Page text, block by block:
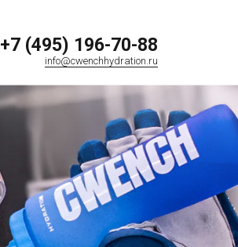
+7 (495) 196-70-88
info@cwenchhydration.ru
+7 (495) 196-70-88
info@cwenchhydration.ru